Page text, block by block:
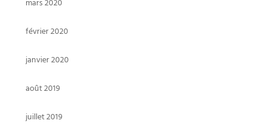
mars 2020
février 2020
janvier 2020
août 2019
juillet 2019